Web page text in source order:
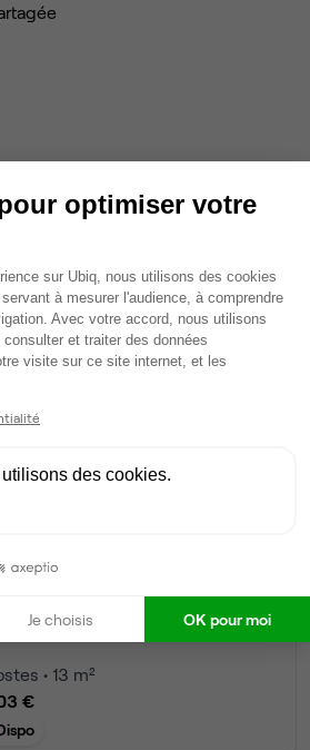
privé
€
espace :
privé• 1er étage
• 13 m²
€
optimiser votre
Gestion du
sur Ubiq, nous utilisons des cookies
à mesurer l'audience, à comprendre
Avec votre accord, nous utilisons
et traiter des données
visite sur ce site internet, et les
des cookies.
Je choisis OK pour moi